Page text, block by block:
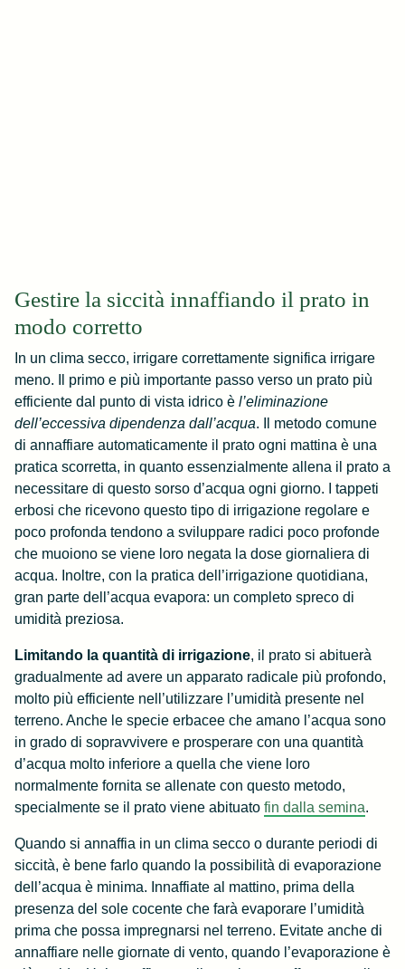
Gestire la siccità innaffiando il prato in
modo corretto
In un clima secco, irrigare correttamente significa irrigare
meno. Il primo e più importante passo verso un prato più
efficiente dal punto di vista idrico è l’eliminazione
dell’eccessiva dipendenza dall’acqua. Il metodo comune
di annaffiare automaticamente il prato ogni mattina è una
pratica scorretta, in quanto essenzialmente allena il prato a
necessitare di questo sorso d’acqua ogni giorno. I tappeti
erbosi che ricevono questo tipo di irrigazione regolare e
poco profonda tendono a sviluppare radici poco profonde
che muoiono se viene loro negata la dose giornaliera di
acqua. Inoltre, con la pratica dell’irrigazione quotidiana,
gran parte dell’acqua evapora: un completo spreco di
umidità preziosa.
Limitando la quantità di irrigazione, il prato si abituerà
gradualmente ad avere un apparato radicale più profondo,
molto più efficiente nell’utilizzare l’umidità presente nel
terreno. Anche le specie erbacee che amano l’acqua sono
in grado di sopravvivere e prosperare con una quantità
d’acqua molto inferiore a quella che viene loro
normalmente fornita se allenate con questo metodo,
specialmente se il prato viene abituato fin dalla semina.
Quando si annaffia in un clima secco o durante periodi di
siccità, è bene farlo quando la possibilità di evaporazione
dell’acqua è minima. Innaffiate al mattino, prima della
presenza del sole cocente che farà evaporare l’umidità
prima che possa impregnarsi nel terreno. Evitate anche di
annaffiare nelle giornate di vento, quando l’evaporazione è